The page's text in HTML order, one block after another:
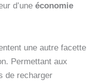
d’une économie
une autre facette
Permettant aux
de recharger